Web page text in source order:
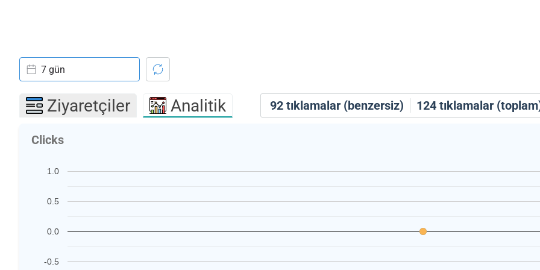
92 tıklamalar (benzersiz) 124 tıklamalar
7 gün
Ziyaretçiler Analitik
Clicks
-0.5
0.0
0.5
1.0